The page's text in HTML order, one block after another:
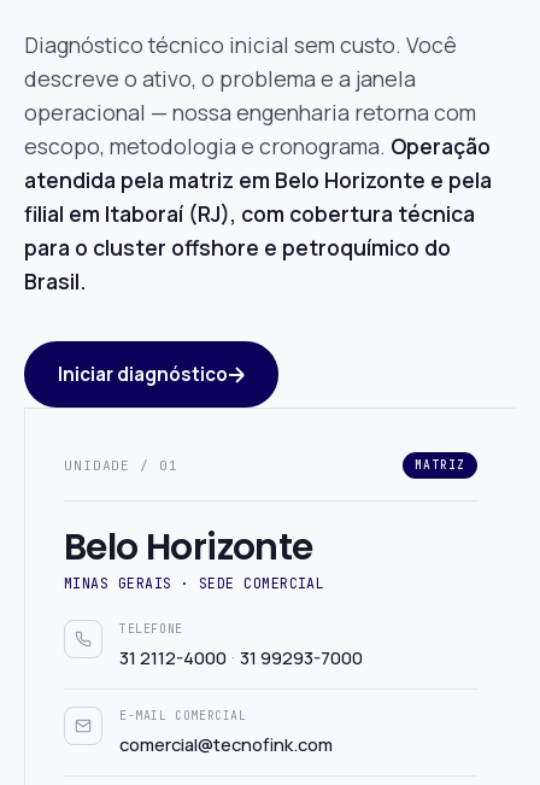
Diagnóstico técnico inicial sem custo. Você
descreve o ativo, o problema e a janela
operacional — nossa engenharia retorna com
escopo, metodologia e cronograma. Operação
atendida pela matriz em Belo Horizonte e pela
filial em Itaboraí (RJ), com cobertura técnica
para o cluster offshore e petroquímico do
Brasil.
Iniciar diagnóstico
UNIDADE / 01 MATRIZ
Belo Horizonte
MINAS GERAIS · SEDE COMERCIAL
TELEFONE
31 2112-4000 · 31 99293-7000
E-MAIL COMERCIAL
comercial@tecnofink.com